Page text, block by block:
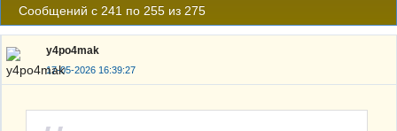
Сообщений с 241 по 255 из 275
y4po4mak
17-05-2026 16:39:27